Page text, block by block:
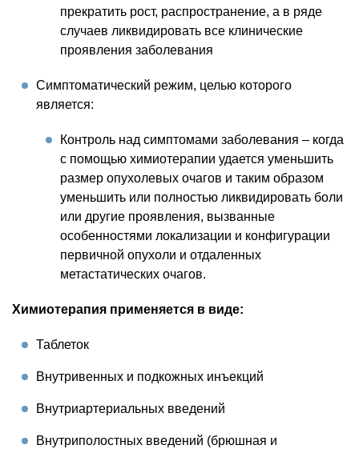
прекратить рост, распространение, а в ряде
случаев ликвидировать все клинические
проявления заболевания
Симптоматический режим, целью которого
является:
Контроль над симптомами заболевания – когда
с помощью химиотерапии удается уменьшить
размер опухолевых очагов и таким образом
уменьшить или полностью ликвидировать боли
или другие проявления, вызванные
особенностями локализации и конфигурации
первичной опухоли и отдаленных
метастатических очагов.
Химиотерапия применяется в виде:
Таблеток
Внутривенных и подкожных инъекций
Внутриартериальных введений
Внутриполостных введений (брюшная и